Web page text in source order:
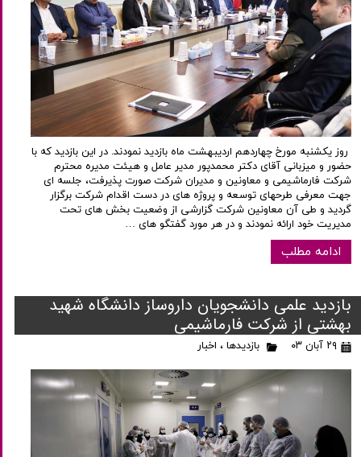
روز یکشنبه مورخ چهاردهم اردیبهشت ماه بازدید نمودند. در این بازدید که با
حضور و میزبانی آقای دکتر محمدپور مدیر عامل و هیئت مدیره محترم
شرکت فارماشیمی و معاونین و مدیران شرکت صورت پذیرفت، جلسه ای
جهت معرفی طرحهای توسعه و پروژه های در دست اقدام شرکت برگزار
گردید و طی آن معاونین شرکت گزارشی از وضعیت بخش های تحت
مدیریت خود ارائه نمودند و در هر مورد گفتگو های …
ادامه مطلب
بازدید علمی دانشجویان داروساز دانشگاه شهید
بهشتی از شرکت فارماشیمی
۲۹ آبان ۰۳ بازدیدها ، اخبار